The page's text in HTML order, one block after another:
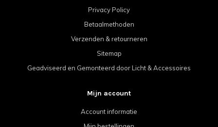
Privacy Policy
Betaalmethoden
Verzenden & retourneren
Sitemap
Geadviseerd en Gemonteerd door Licht & Accessoires
Mijn account
Account informatie